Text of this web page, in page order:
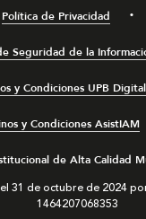
Política de Privacidad
Seguridad de la
y Condiciones UPB Digital
y Condiciones AsistIAM
de Alta Calidad
31 de octubre de 2024
1464207068353